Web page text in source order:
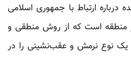
ارتباط با جمهوری اسلامی
منطقه است که از روش منطقی و
یک نوع نرمش و عقب‌نشینی را در